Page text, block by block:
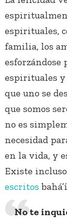
espirituales,
familia, los
esforzándose
espirituales y
que uno se
que somos
no es
necesidad
en la vida, y
Existe
escritos
No te